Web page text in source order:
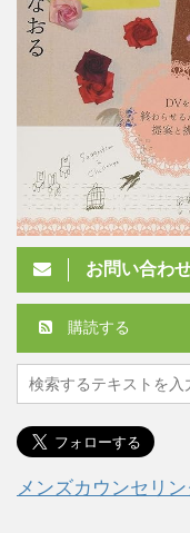
お問い合わ
購読する
メンズカウンセリ